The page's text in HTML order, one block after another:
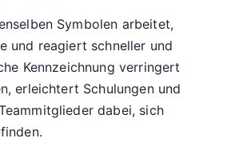
Symbolen arbeitet,
und reagiert schneller und
Kennzeichnung verringert
erleichtert Schulungen und
dabei, sich